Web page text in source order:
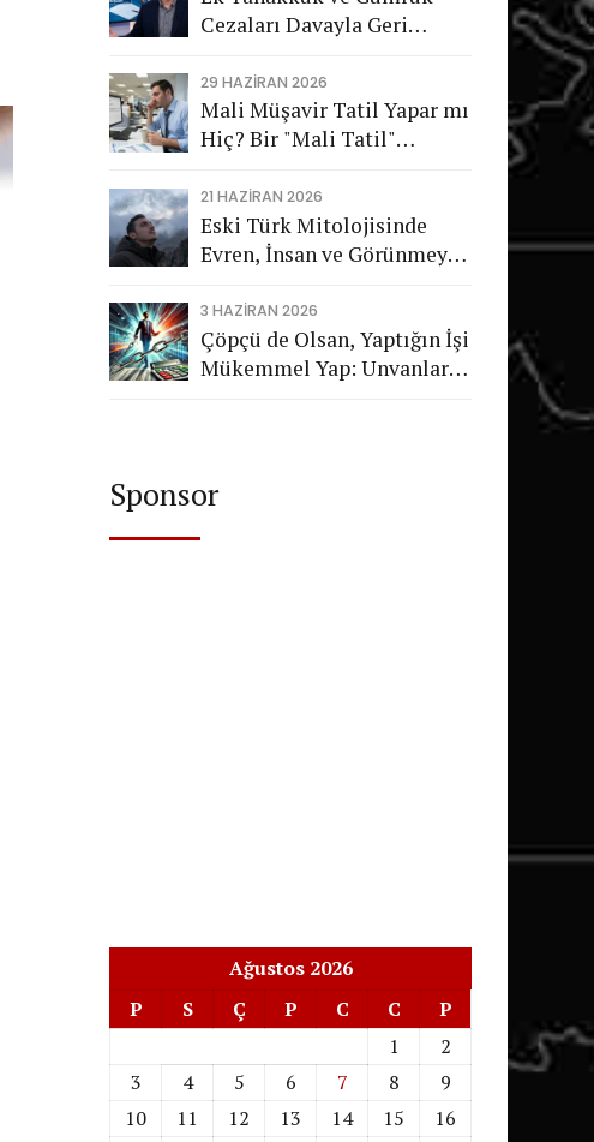
Cezaları Davayla Geri
İşlemlerin Kamuya
Görünmeyen Maliyeti
29 HAZIRAN 2026
Mali Müşavir Tatil Yapar mı
Hiç? Bir "Mali Tatil"
21 HAZIRAN 2026
Eski Türk Mitolojisinde
Evren, İnsan ve Görünmeyen
3 HAZIRAN 2026
Çöpçü de Olsan, Yaptığın İşi
Mükemmel Yap: Unvanların
Sponsor
Ağustos 2026
P
S Ç P C C
P
1
2
3
4 5 6 7 8
9
10
11 12 13 14 15
16